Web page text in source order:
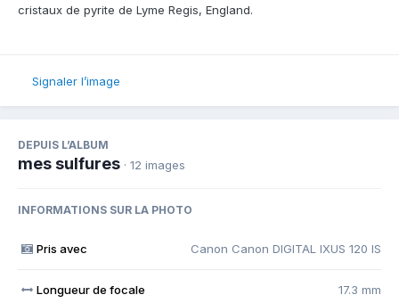
cristaux de pyrite de Lyme Regis, England.
Signaler l’image
DEPUIS L’ALBUM
mes sulfures · 12 images
INFORMATIONS SUR LA PHOTO
Pris avec Canon Canon DIGITAL IXUS 120 IS
Longueur de focale 17.3 mm